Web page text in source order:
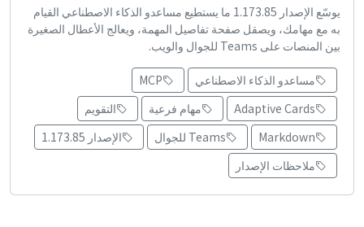
يوسّع الإصدار 1.173.85 ما يستطيع مساعدو الذكاء الاصطناعي القيام
به مع مهامك، ويصقل صفحة تفاصيل المهمة، ويعالج الأعطال الصغيرة
بين المنصات على Teams للجوال والويب.
مساعدو الذكاء الاصطناعي
MCP
Adaptive Cards
مهام فرعية
التقويم
Markdown
Teams للجوال
الإصدار 1.173.85
ملاحظات الإصدار